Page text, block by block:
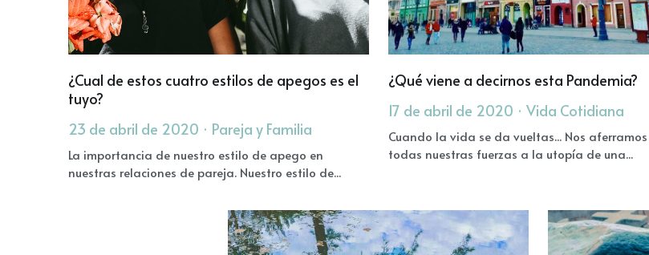
¿Cual de estos cuatro estilos de apegos es el
tuyo?
23 de abril de 2020·Pareja y Familia
nuestras relaciones de pareja. Nuestro estilo de...
¿Qué viene a decirnos esta Pandemia?
17 de abril de 2020·Vida Cotidiana